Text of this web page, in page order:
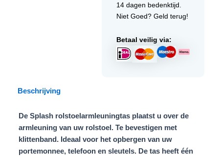
14 dagen bedenktijd.
Niet Goed? Geld terug!
Betaal veilig via:
Beschrijving
De Splash rolstoelarmleuningtas plaatst u over de
armleuning van uw rolstoel. Te bevestigen met
klittenband. Ideaal voor het opbergen van uw
portemonnee, telefoon en sleutels. De tas heeft één